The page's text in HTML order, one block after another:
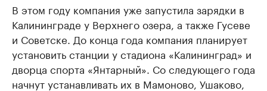
В этом году компания уже запустила зарядки в
Калининграде у Верхнего озера, а также Гусеве
и Советске. До конца года компания планирует
установить станции у стадиона «Калининград» и
дворца спорта «Янтарный». Со следующего года
начнут устанавливать их в Мамоново, Ушаково,